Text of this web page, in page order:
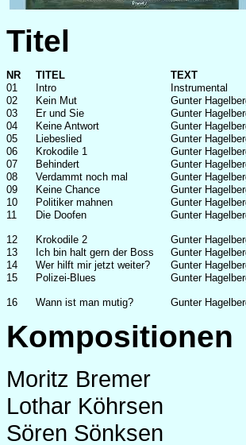
Titel
NR TITEL
TEXT
01
Intro
Instrumental
02
Kein Mut
Gunter
03
Er und Sie
Gunter
04
Keine Antwort
Gunter
05
Liebeslied
Gunter
06
Krokodile 1
Gunter
07
Behindert
Gunter
08
Verdammt noch mal
Gunter
09
Keine Chance
Gunter
10
Politiker mahnen
Gunter
11
Die Doofen Gunter
12 Krokodile 2
Gunter
13
Ich bin halt gern der Boss
Gunter
14
Wer hilft mir jetzt weiter?
Gunter
15
Polizei-Blues Gunter
16 Wann ist man mutig? Gunter
Kompositionen
Moritz Bremer
Lothar Köhrsen
Sören Sönksen